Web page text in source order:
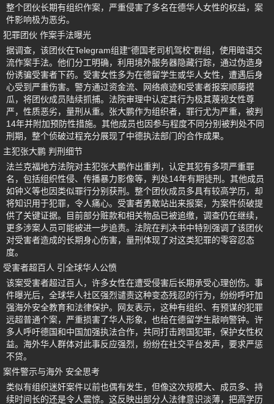
整个团伙长期有组织作案，严重侵害了多名在德华人女性的权益，案
件影响极为恶劣。
犯罪团伙 作案手法曝光
据调查，该团伙在Telegram组建“德国老司机驾校”群组，使用暗语交
流作案手法。他们分工明确，利用境外服务器隐藏行踪，通过伪造身
份诱骗受害者下药。受害女性多为在德留学生或华人女性，遭遇后身
心受到严重伤害。警方通过资金流、网络痕迹和受害者报案顺藤摸
瓜，将团伙成员陆续抓捕。法院审理中认定其行为极其蔑视女性尊
严，性质恶劣，量刑从重。张大鹏作为组织者，罪行尤为严重，被判
14年并附加预防性措施。其他成员也因参与程度不同分别被判处不同
刑期，整个侦破过程充分展现了中德执法部门的合作成果。
主犯张大鹏 判刑细节
法兰克福地方法院对主犯张大鹏作出重判，认定其犯有多项严重罪
名，包括组织性侵、传播暴力影像等，判处14年有期徒刑。其他成员
如钟义等也因类似罪行分别获刑。整个团伙成员多具有较高学历，却
将知识用于犯罪，令人痛心。受害者勇敢站出来报案，为案件侦破提
供了关键证据。目前部分赃款和相关物品已被追缴，调查仍在继续，
更多涉案人员可能被进一步追责。法院在判决书中特别强调了该团伙
对受害者造成的长期身心伤害，量刑体现了对这类犯罪的零容忍态
度。
受害者超百人 引全球华人公愤
该案受害者超过百人，许多女性在遭受侵害后长期承受心理创伤。事
件曝光后，全球华人社区强烈谴责这种变态残忍的行为，纷纷呼吁加
强海外安全教育和法律保护。网友表示，这种有组织、有预谋的犯罪
远超普通个案，严重损害了华人形象，也给在德留学生敲响警钟。许
多人呼吁德国和中国加强执法合作，共同打击跨国犯罪，保护女性权
益。海外华人群体对此事反应强烈，纷纷在社交平台发声，要求严惩
不贷。
案件警示与海外 安全思考
类似有组织迷奸案件以前也偶有发生，但像这次规模大、成员多、持
续时间长的还是令人震惊。这反映出部分人法律意识淡薄，把高学历